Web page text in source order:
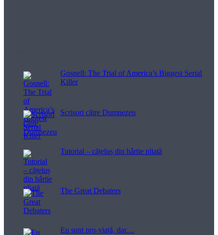
Gosnell: The Trial of America’s Biggest Serial
Killer
Scrisori către Dumnezeu
Tutorial – cățeluș din hârtie pliată
The Great Debaters
Eu sunt pro-viață, dar…